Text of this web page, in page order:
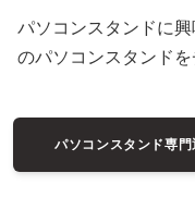
パソコンスタンドに
のパソコンスタンドを
パソコンスタンド専